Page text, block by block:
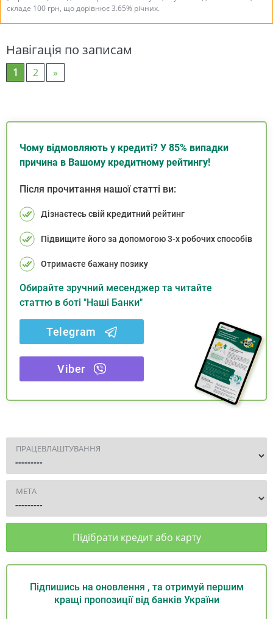
складе 100 грн, що дорівнює 3.65% річних.
Навігація по записам
1 2 »
Чому відмовляють у кредиті? У 85% випадки
причина в Вашому кредитному рейтингу!
Після прочитання нашої статті ви:
Дізнаєтесь свій кредитний рейтинг
Підвищите його за допомогою 3-х робочих способів
Отримаєте бажану позику
Обирайте зручний месенджер та читайте
статтю в боті "Наші Банки"
Telegram
Viber
ПРАЦЕВЛАШТУВАННЯ
МЕТА
Підібрати кредит або карту
Підпишись на оновлення , та отримуй першим
кращі пропозиції від банків України